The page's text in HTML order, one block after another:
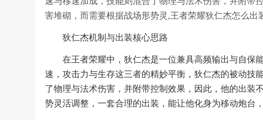
害堆砌，而需要根据战场形势灵,王者荣耀狄仁杰怎么
狄仁杰机制与出装核心思路
在王者荣耀中，狄仁杰是一位兼具高频输出与自保
速，攻击力与生存这三者的精妙平衡，狄仁杰的被动技
了物理与法术伤害，并附带控制效果，因此，他的出装
势灵活调整，一套合理的出装，能让他化身为移动炮台